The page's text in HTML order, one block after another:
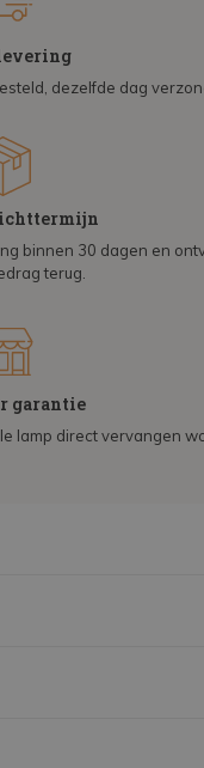
dezelfde dag
binnen 30 dagen en
terug.
garantie
lamp direct vervangen